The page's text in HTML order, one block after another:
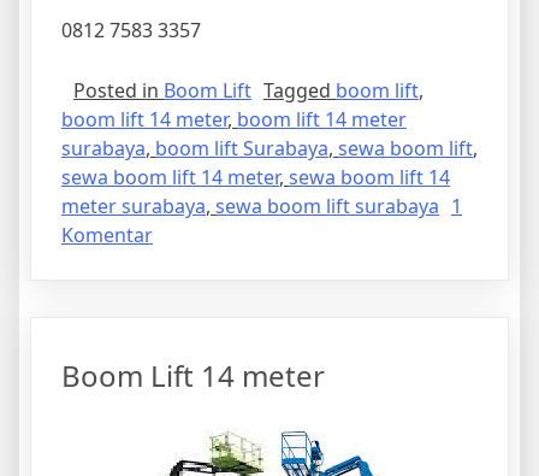
0812 7583 3357
Posted in Boom Lift Tagged boom lift,
boom lift 14 meter, boom lift 14 meter
surabaya, boom lift Surabaya, sewa boom lift,
sewa boom lift 14 meter, sewa boom lift 14
meter surabaya, sewa boom lift surabaya 1
Komentarpada
meter
Boom Lift 14 meter